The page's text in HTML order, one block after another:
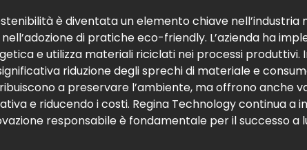
è diventata un elemento chiave
nell’adozione di pratiche eco-friendly. L’azienda ha
e utilizza materiali riciclati nei processi produttivi.
riduzione degli sprechi di materiale e
a preservare l’ambiente, ma offrono anche
e riducendo i costi. Regina Technology continua a
responsabile è fondamentale per il successo a